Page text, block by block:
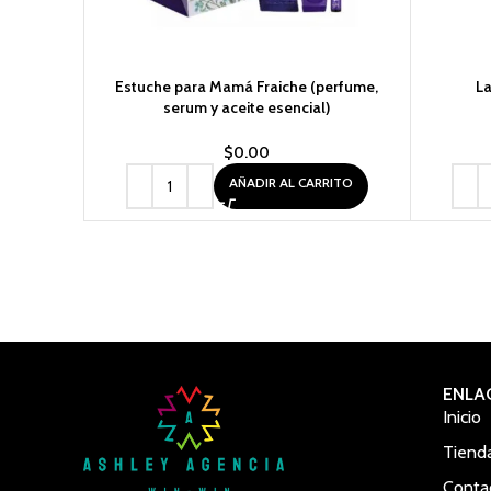
Estuche para Mamá Fraiche (perfume,
serum y aceite esencial)
$0.00
AÑADIR AL CARRITO
Inicio